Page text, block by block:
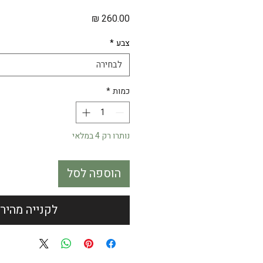
צבע*
לבחירה
כמות*
נותרו רק 4 במלאי
הוספה לסל
לקנייה